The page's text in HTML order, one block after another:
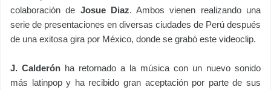
colaboración de Josue Diaz. Ambos vienen realizando una
serie de presentaciones en diversas ciudades de Perú después
de una exitosa gira por México, donde se grabó este videoclip.
J. Calderón ha retornado a la música con un nuevo sonido
más latinpop y ha recibido gran aceptación por parte de sus